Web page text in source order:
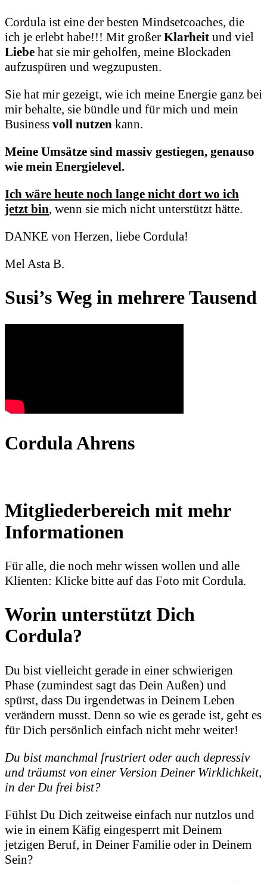
Cordula ist eine der besten Mindsetcoaches, die
ich je erlebt habe!!! Mit großer Klarheit und viel
Liebe hat sie mir geholfen, meine Blockaden
aufzuspüren und wegzupusten.
Sie hat mir gezeigt, wie ich meine Energie ganz bei
mir behalte, sie bündle und für mich und mein
Business voll nutzen kann.
Meine Umsätze sind massiv gestiegen, genauso
wie mein Energielevel.
Ich wäre heute noch lange nicht dort wo ich
jetzt bin, wenn sie mich nicht unterstützt hätte.
DANKE von Herzen, liebe Cordula!
Mel Asta B.
Susi’s Weg in mehrere Tausend
Cordula Ahrens
Mitgliederbereich mit mehr
Informationen
Für alle, die noch mehr wissen wollen und alle
Klienten: Klicke bitte auf das Foto mit Cordula.
Worin unterstützt Dich
Cordula?
Du bist vielleicht gerade in einer schwierigen
Phase (zumindest sagt das Dein Außen) und
spürst, dass Du irgendetwas in Deinem Leben
verändern musst. Denn so wie es gerade ist, geht es
für Dich persönlich einfach nicht mehr weiter!
Du bist manchmal frustriert oder auch depressiv
und träumst von einer Version Deiner Wirklichkeit,
in der Du frei bist?
Fühlst Du Dich zeitweise einfach nur nutzlos und
wie in einem Käfig eingesperrt mit Deinem
jetzigen Beruf, in Deiner Familie oder in Deinem
Sein?